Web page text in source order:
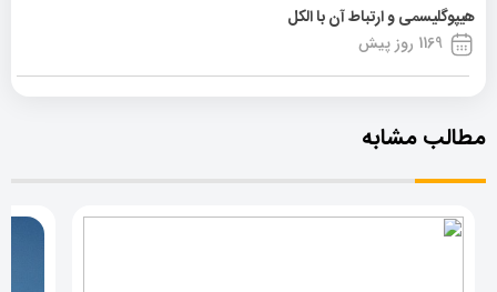
هیپوگلیسمی و ارتباط آن با الکل
1169 روز پیش
مطالب مشابه